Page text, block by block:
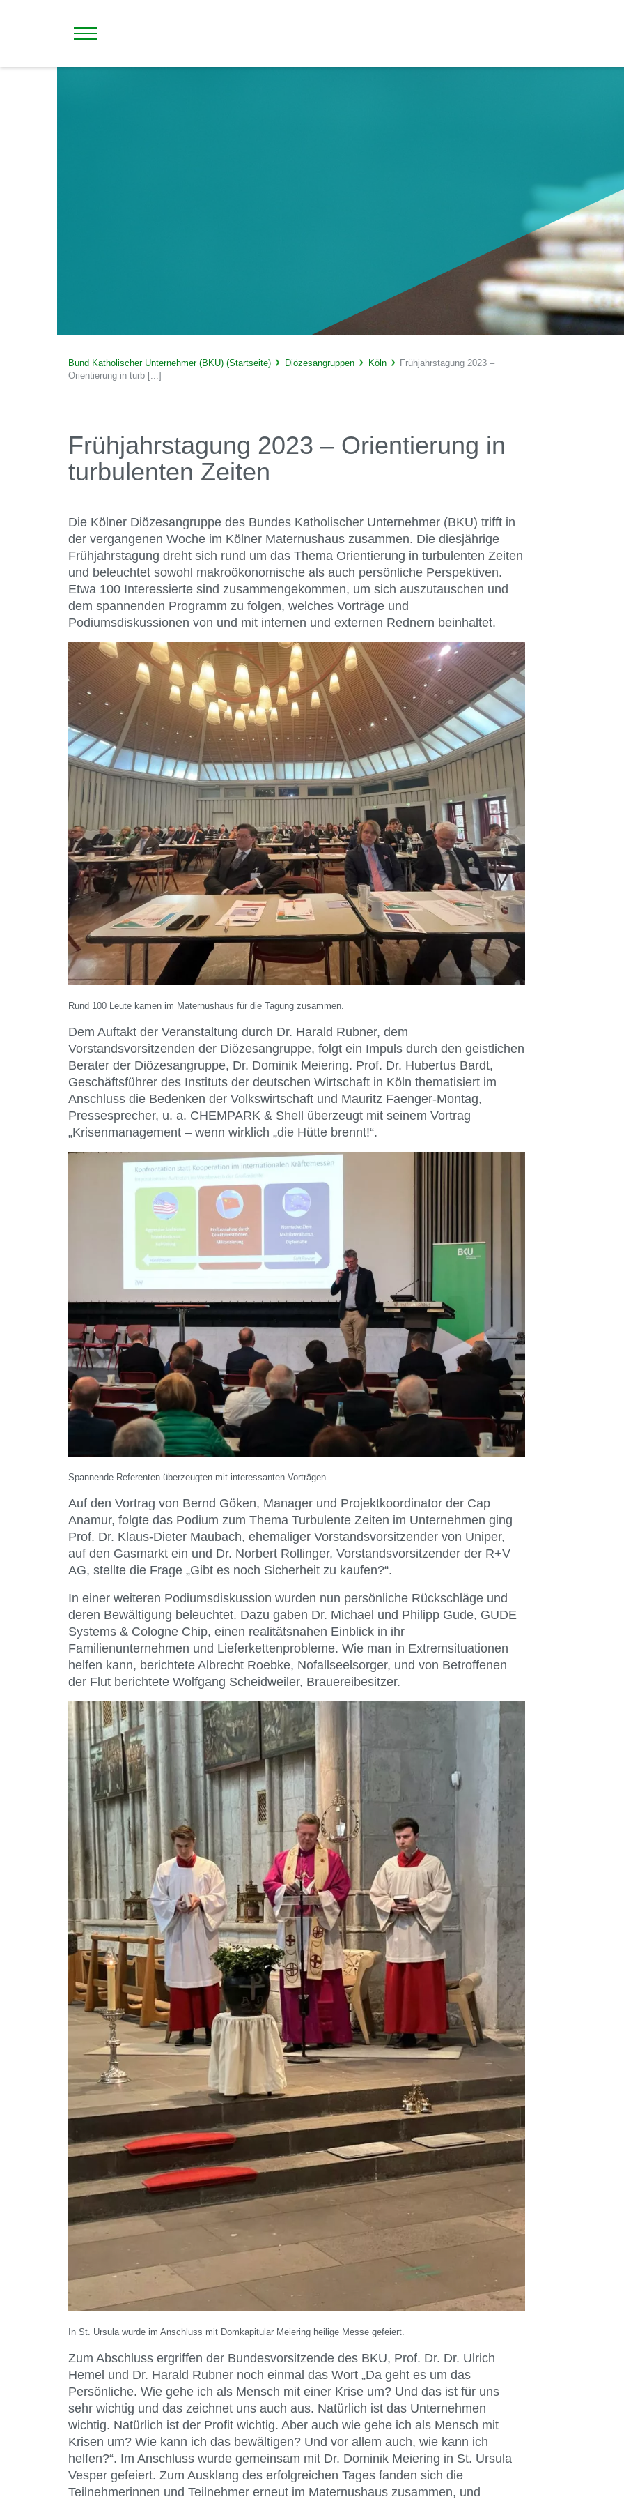
Bund Katholischer Unternehmer (BKU) (Startseite) Diözesangruppen Köln
Frühjahrstagung 2023 –
Orientierung in turb [...]
Frühjahrstagung 2023 – Orientierung in
turbulenten Zeiten
Die Kölner Diözesangruppe des Bundes Katholischer Unternehmer (BKU) trifft in
der vergangenen Woche im Kölner Maternushaus zusammen. Die diesjährige
Frühjahrstagung dreht sich rund um das Thema Orientierung in turbulenten Zeiten
und beleuchtet sowohl makroökonomische als auch persönliche Perspektiven.
Etwa 100 Interessierte sind zusammengekommen, um sich auszutauschen und
dem spannenden Programm zu folgen, welches Vorträge und
Podiumsdiskussionen von und mit internen und externen Rednern beinhaltet.
Rund 100 Leute kamen im Maternushaus für die Tagung zusammen.
Dem Auftakt der Veranstaltung durch Dr. Harald Rubner, dem
Vorstandsvorsitzenden der Diözesangruppe, folgt ein Impuls durch den geistlichen
Berater der Diözesangruppe, Dr. Dominik Meiering. Prof. Dr. Hubertus Bardt,
Geschäftsführer des Instituts der deutschen Wirtschaft in Köln thematisiert im
Anschluss die Bedenken der Volkswirtschaft und Mauritz Faenger-Montag,
Pressesprecher, u. a. CHEMPARK & Shell überzeugt mit seinem Vortrag
„Krisenmanagement – wenn wirklich „die Hütte brennt!“.
Spannende Referenten überzeugten mit interessanten Vorträgen.
Auf den Vortrag von Bernd Göken, Manager und Projektkoordinator der Cap
Anamur, folgte das Podium zum Thema Turbulente Zeiten im Unternehmen ging
Prof. Dr. Klaus-Dieter Maubach, ehemaliger Vorstandsvorsitzender von Uniper,
auf den Gasmarkt ein und Dr. Norbert Rollinger, Vorstandsvorsitzender der R+V
AG, stellte die Frage „Gibt es noch Sicherheit zu kaufen?“.
In einer weiteren Podiumsdiskussion wurden nun persönliche Rückschläge und
deren Bewältigung beleuchtet. Dazu gaben Dr. Michael und Philipp Gude, GUDE
Systems & Cologne Chip, einen realitätsnahen Einblick in ihr
Familienunternehmen und Lieferkettenprobleme. Wie man in Extremsituationen
helfen kann, berichtete Albrecht Roebke, Nofallseelsorger, und von Betroffenen
der Flut berichtete Wolfgang Scheidweiler, Brauereibesitzer.
In St. Ursula wurde im Anschluss mit Domkapitular Meiering heilige Messe gefeiert.
Zum Abschluss ergriffen der Bundesvorsitzende des BKU, Prof. Dr. Dr. Ulrich
Hemel und Dr. Harald Rubner noch einmal das Wort „Da geht es um das
Persönliche. Wie gehe ich als Mensch mit einer Krise um? Und das ist für uns
sehr wichtig und das zeichnet uns auch aus. Natürlich ist das Unternehmen
wichtig. Natürlich ist der Profit wichtig. Aber auch wie gehe ich als Mensch mit
Krisen um? Wie kann ich das bewältigen? Und vor allem auch, wie kann ich
helfen?“. Im Anschluss wurde gemeinsam mit Dr. Dominik Meiering in St. Ursula
Vesper gefeiert. Zum Ausklang des erfolgreichen Tages fanden sich die
Teilnehmerinnen und Teilnehmer erneut im Maternushaus zusammen, und